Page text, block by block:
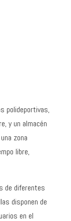
polideportivas,
y un almacén
zona
libre,
de diferentes
disponen de
en el